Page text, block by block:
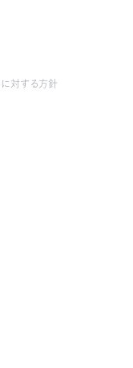
に対する方針